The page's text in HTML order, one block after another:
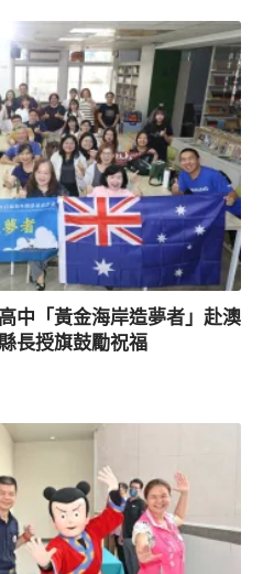
中「黃金海岸造夢者」赴澳
長授旗鼓勵祝福